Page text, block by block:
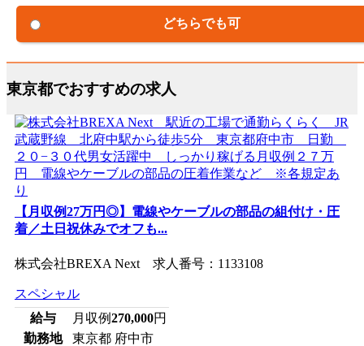
どちらでも可
東京都でおすすめの求人
【月収例27万円◎】電線やケーブルの部品の組付け・圧
着／土日祝休みでオフも...
株式会社BREXA Next 求人番号：1133108
スペシャル
給与
月収例270,000円
勤務地
東京都 府中市